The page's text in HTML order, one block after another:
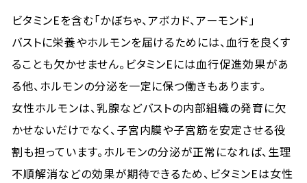
ビタミンEを含む「かぼちゃ、アボカド、アーモンド」
バストに栄養やホルモンを届けるためには、血行を良くす
ることも欠かせません。ビタミンEには血行促進効果があ
る他、ホルモンの分泌を一定に保つ働きもあります。
女性ホルモンは、乳腺などバストの内部組織の発育に欠
かせないだけでなく、子宮内膜や子宮筋を安定させる役
割も担っています。ホルモンの分泌が正常になれば、生理
不順解消などの効果が期待できるため、ビタミンEは女性